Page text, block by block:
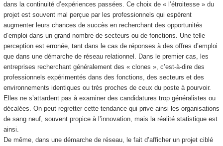
dans la continuité d’expériences passées. Ce choix de « l’étroitesse » du
projet est souvent mal perçue par les professionnels qui espèrent
augmenter leurs chances de succès en recherchant des opportunités
d’emploi dans un grand nombre de secteurs ou de fonctions. Une telle
perception est erronée, tant dans le cas de réponses à des offres d’emploi
que dans une démarche de réseau relationnel. Dans le premier cas, les
entreprises recherchant généralement des « clones », c’est-à-dire des
professionnels expérimentés dans des fonctions, des secteurs et des
environnements identiques ou très proches de ceux du poste à pourvoir.
Elles ne s’attardent pas à examiner des candidatures trop généralistes ou
décalées. On peut regretter cette tendance qui prive ainsi les organisations
de sang neuf, souvent propice à l’innovation, mais la réalité statistique est
ainsi.
De même, dans une démarche de réseau, le fait d’afficher un projet ciblé